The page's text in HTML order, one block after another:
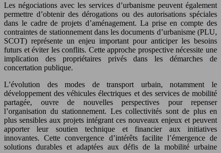
Les négociations avec les services d’urbanisme peuvent également
permettre d’obtenir des dérogations ou des autorisations spéciales
dans le cadre de projets d’aménagement. La prise en compte des
contraintes de stationnement dans les documents d’urbanisme (PLU,
SCOT) représente un enjeu important pour anticiper les besoins
futurs et éviter les conflits. Cette approche prospective nécessite une
implication des propriétaires privés dans les démarches de
concertation publique.
L’évolution des modes de transport urbain, notamment le
développement des véhicules électriques et des services de mobilité
partagée, ouvre de nouvelles perspectives pour repenser
l’organisation du stationnement. Les collectivités sont de plus en
plus sensibles aux projets intégrant ces nouveaux enjeux et peuvent
apporter leur soutien technique et financier aux initiatives
innovantes. Cette convergence d’intérêts facilite l’émergence de
solutions durables et adaptées aux défis de la mobilité urbaine